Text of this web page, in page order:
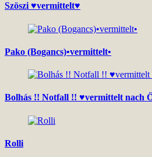
Szöszi ♥vermittelt♥
Pako (Bogancs)•vermittelt•
Bolhás !! Notfall !! ♥vermittelt nach
Rolli